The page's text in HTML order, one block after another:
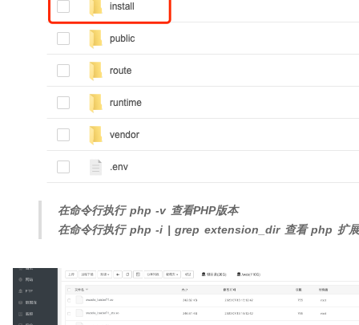
在命令行执行 php -v 查看PHP版本
在命令行执行 php -i | grep extension_dir 查看 php 扩